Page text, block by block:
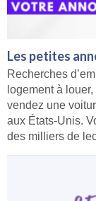
Les petites
Recherches
logement à
vendez une
aux États-Unis.
des milliers de